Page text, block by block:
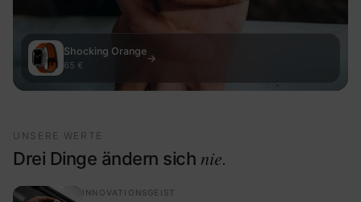
Shocking Orange
65 €
→
UNSERE WERTE
Drei Dinge ändern sich nie.
INNOVATIONSGEIST